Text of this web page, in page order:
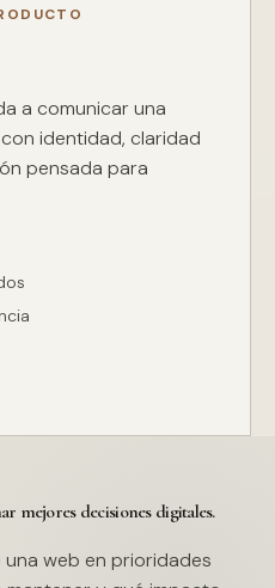
a comunicar una
identidad, claridad
pensada para
mejores decisiones digitales.
web en prioridades